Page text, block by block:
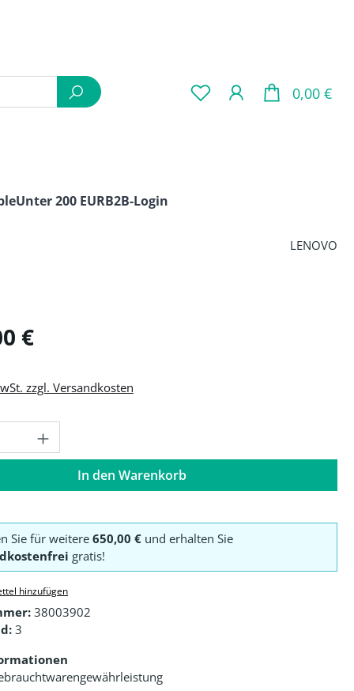
0,00 €
Unter 200 EURB2B-Login
LENOVO
€
zzgl. Versandkosten
Anzahl: Gib den gewünschten Wert
In den Warenkorb
Sie für weitere 650,00 €und erhalten Sie
gratis!
hinzufügen
38003902
3